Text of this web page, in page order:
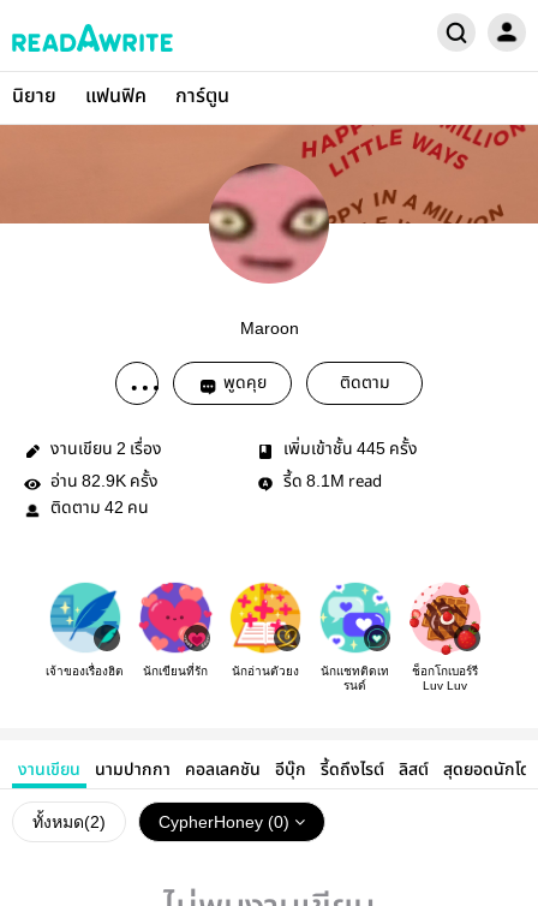
นิยาย แฟนฟิค การ์ตูน
Maroon
พูดคุย ติดตาม
งานเขียน 2 เรื่อง เพิ่มเข้าชั้น 445 ครั้ง
อ่าน 82.9K ครั้ง รี้ด 8.1M read
ติดตาม 42 คน
เจ้าของเรื่องฮิต นักเขียนที่รัก นักอ่านตัวยง
นักแชทติดเท
รนด์
ช็อกโกเบอร์รี
Luv Luv
งานเขียน นามปากกา คอลเลคชัน อีบุ๊ก รี้ดถึงไรต์ ลิสต์ สุดยอดนักโด
ทั้งหมด(2) CypherHoney (0)